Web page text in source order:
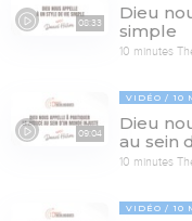
08:33
Dieu
simple
10 minutes
09:04
VIDÉO 10
Dieu
au sein
10 minutes
VIDÉO 10